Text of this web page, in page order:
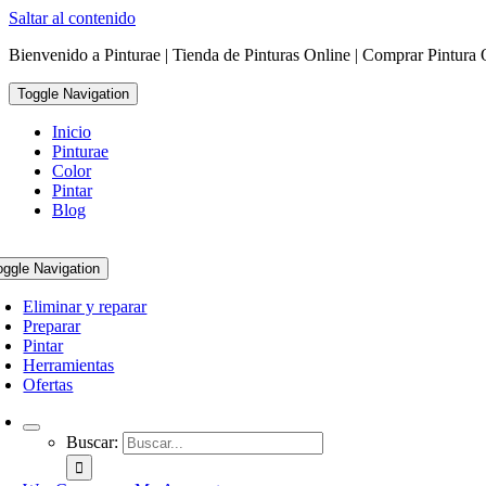
Saltar al contenido
Bienvenido a Pinturae | Tienda de Pinturas Online | Comprar Pintura
Toggle Navigation
Inicio
Pinturae
Color
Pintar
Blog
Navigation
Eliminar y reparar
Preparar
Pintar
Herramientas
Ofertas
Buscar: